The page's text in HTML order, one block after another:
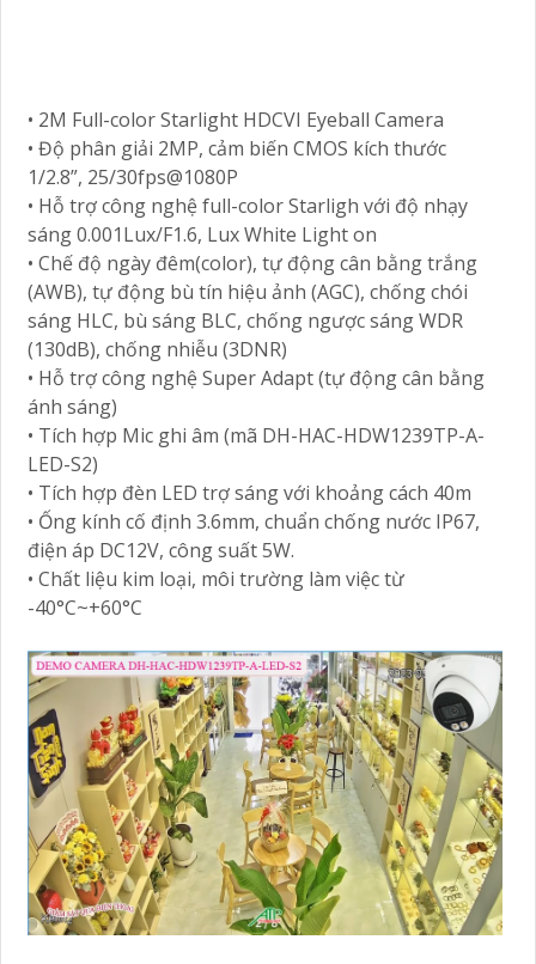
• 2M Full-color Starlight HDCVI Eyeball Camera
• Độ phân giải 2MP, cảm biến CMOS kích thước
1/2.8”, 25/30fps@1080P
• Hỗ trợ công nghệ full-color Starligh với độ nhạy
sáng 0.001Lux/F1.6, Lux White Light on
• Chế độ ngày đêm(color), tự động cân bằng trắng
(AWB), tự động bù tín hiệu ảnh (AGC), chống chói
sáng HLC, bù sáng BLC, chống ngược sáng WDR
(130dB), chống nhiễu (3DNR)
• Hỗ trợ công nghệ Super Adapt (tự động cân bằng
ánh sáng)
• Tích hợp Mic ghi âm (mã DH-HAC-HDW1239TP-A-
LED-S2)
• Tích hợp đèn LED trợ sáng với khoảng cách 40m
• Ống kính cố định 3.6mm, chuẩn chống nước IP67,
điện áp DC12V, công suất 5W.
• Chất liệu kim loại, môi trường làm việc từ
-40°C~+60°C